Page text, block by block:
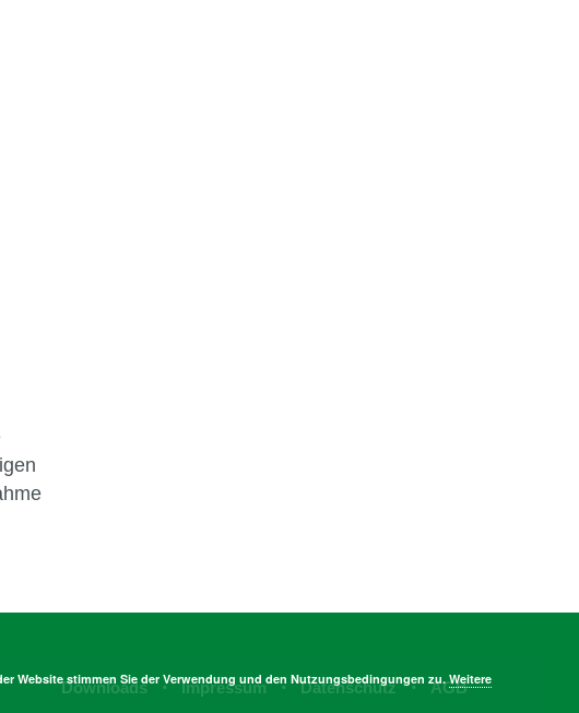
Downloads Impressum Datenschutz AGB
Website stimmen Sie der Verwendung und den Nutzungsbedingungen zu.Weitere